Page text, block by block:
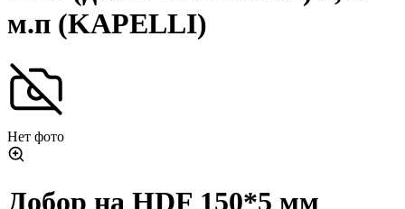
м.п (KAPELLI)
Нет фото
Добор на HDF 150*5 мм